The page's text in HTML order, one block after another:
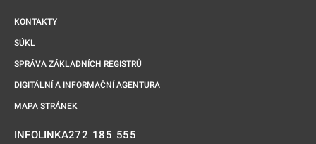
KONTAKTY
SÚKL
SPRÁVA ZÁKLADNÍCH REGISTRŮ
DIGITÁLNÍ A INFORMAČNÍ AGENTURA
MAPA STRÁNEK
INFOLINKA272 185 555